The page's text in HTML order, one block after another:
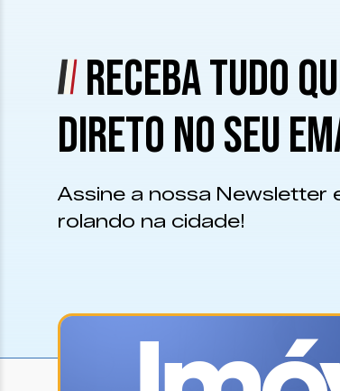
RECEBA TUDO
DIRETO NO SEU
Assine a nossa Newsletter
rolando na cidade!